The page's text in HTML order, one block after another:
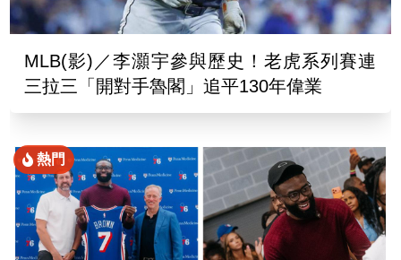
MLB(影)／李灝宇參與歷史！老虎系列賽連
三拉三「開對手魯閣」追平130年偉業
熱門